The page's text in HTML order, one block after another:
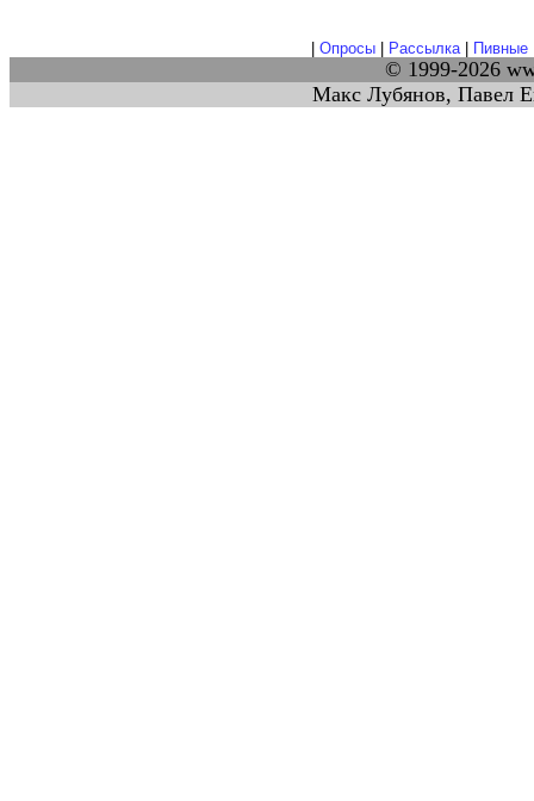
Опросы| Рассылка| Пивные
© 1999-2026
Макс Лубянов, Павел